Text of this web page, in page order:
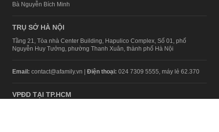
Bà Nguyễn Bích Minh
TRỤ SỞ HÀ NỘI
Tầng 21, Tòa nhà Center Building, Hapulico Complex, Số 01, phố
Nguyễn Huy Tưởng, phường Thanh Xuân, thành phố Hà Nội
Email: contact@afamily.vn | Điện thoại: 024 7309 5555, máy lẻ 62.370
VPĐD TẠI TP.HCM